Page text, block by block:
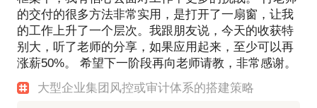
的交付的很多方法非常实用，是打开了一扇窗，让我
的工作上升了一个层次。我跟朋友说，今天的收获特
别大，听了老师的分享，如果应用起来，至少可以再
涨薪50%。 希望下一阶段再向老师请教，非常感谢。
大型企业集团风控或审计体系的搭建策略